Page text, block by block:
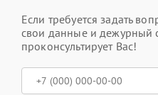
Если требуется задать
свои данные и дежурный
проконсультирует Вас!